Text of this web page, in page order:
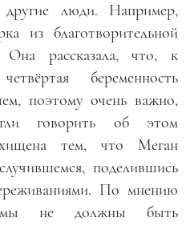
люди. Например,
из благотворительной
Она рассказала, что, к
беременность
поэтому очень важно,
говорить об этом
тем, что Меган
поделившись
По мнению
не должны быть